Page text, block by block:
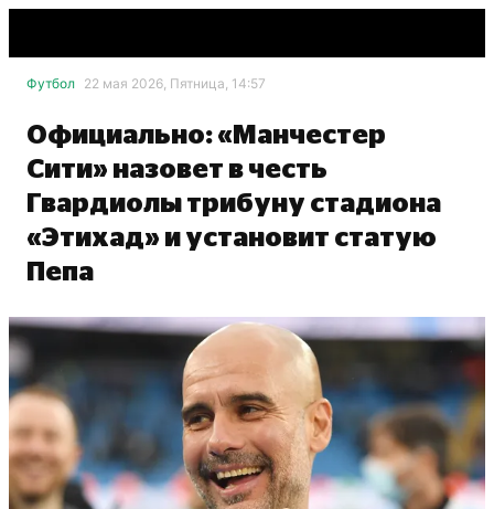
Футбол 22 мая 2026, Пятница, 14:57
Официально: «Манчестер
Сити» назовет в честь
Гвардиолы трибуну стадиона
«Этихад» и установит статую
Пепа